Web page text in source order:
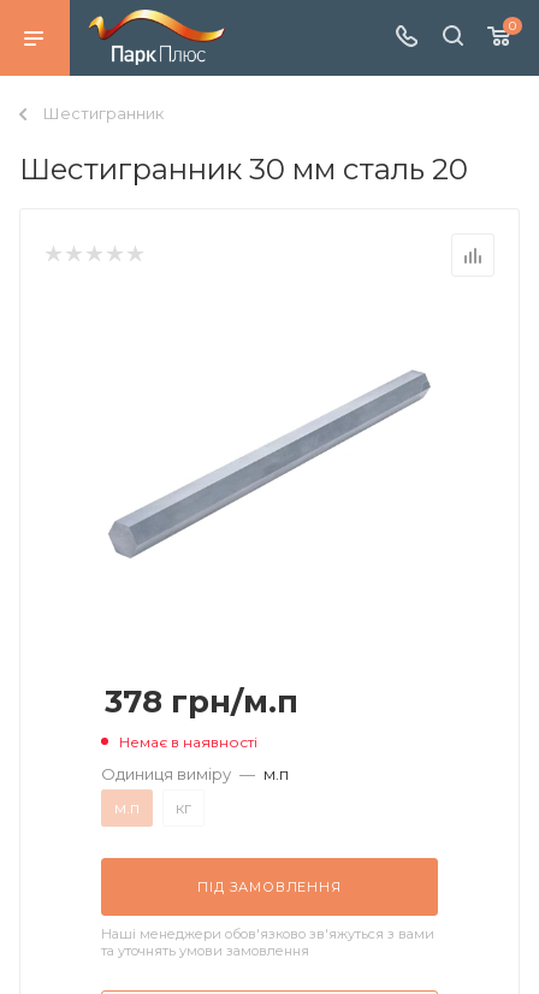
0
Шестигранник
Шестигранник 30 мм сталь 20
378 грн/м.п
Немає в наявності
Одиниця виміру — м.п
м.п
кг
ПІД ЗАМОВЛЕННЯ
Наші менеджери обов'язково зв'яжуться з вами
та уточнять умови замовлення